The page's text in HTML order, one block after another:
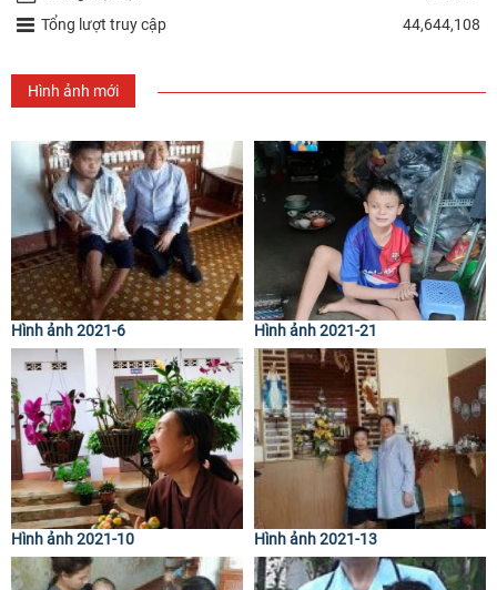
Tổng lượt truy cập
44,644,108
Hình ảnh mới
Hình ảnh 2021-6 Hình ảnh 2021-21
Hình ảnh 2021-10 Hình ảnh 2021-13